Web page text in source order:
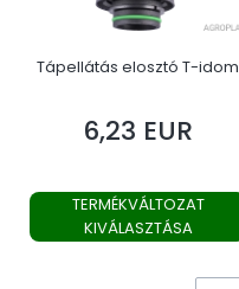
Tápellátás elosztó T-idom
Ár
6,23 EUR
TERMÉKVÁLTOZAT
KIVÁLASZTÁSA